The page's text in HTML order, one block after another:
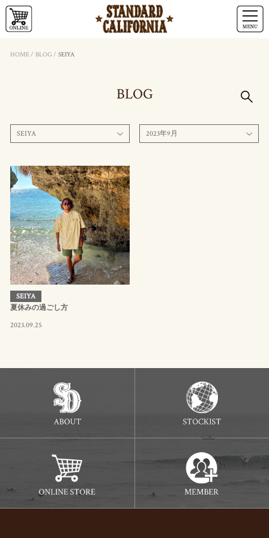
HOME/ BLOG / SEIYA
BLOG
SEIYA 2023年9月
SEIYA
夏休みの過ごし方
2023.09.25